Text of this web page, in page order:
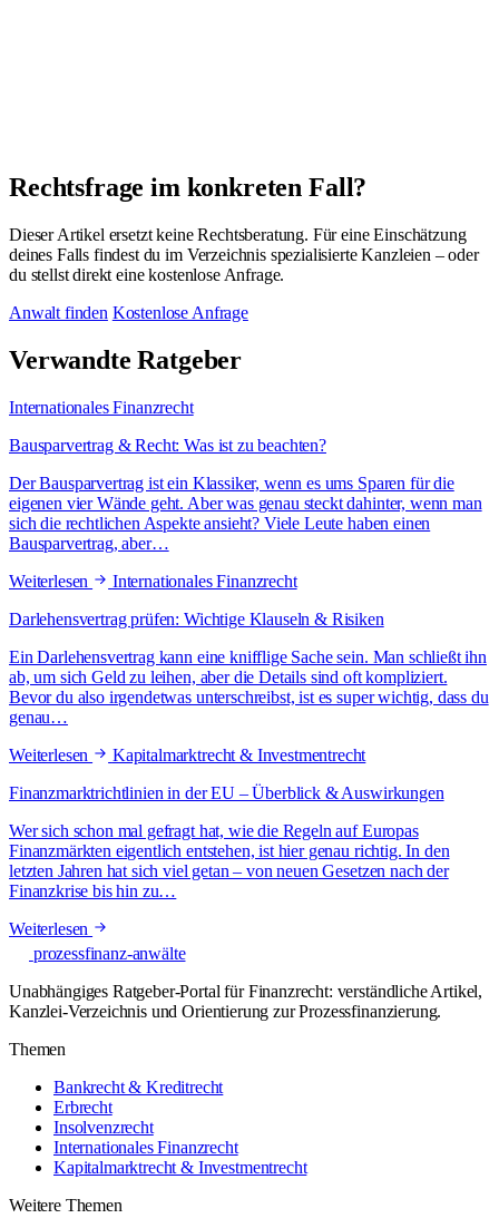
Rechtsfrage im konkreten Fall?
Dieser Artikel ersetzt keine Rechtsberatung. Für eine Einschätzung
deines Falls findest du im Verzeichnis spezialisierte Kanzleien – oder
du stellst direkt eine kostenlose Anfrage.
Anwalt finden Kostenlose Anfrage
Verwandte Ratgeber
Internationales Finanzrecht
Bausparvertrag & Recht: Was ist zu beachten?
Der Bausparvertrag ist ein Klassiker, wenn es ums Sparen für die
eigenen vier Wände geht. Aber was genau steckt dahinter, wenn man
sich die rechtlichen Aspekte ansieht? Viele Leute haben einen
Bausparvertrag, aber…
Weiterlesen
Internationales Finanzrecht
Darlehensvertrag prüfen: Wichtige Klauseln & Risiken
Ein Darlehensvertrag kann eine knifflige Sache sein. Man schließt ihn
ab, um sich Geld zu leihen, aber die Details sind oft kompliziert.
Bevor du also irgendetwas unterschreibst, ist es super wichtig, dass du
genau…
Weiterlesen
Kapitalmarktrecht & Investmentrecht
Finanzmarktrichtlinien in der EU – Überblick & Auswirkungen
Wer sich schon mal gefragt hat, wie die Regeln auf Europas
Finanzmärkten eigentlich entstehen, ist hier genau richtig. In den
letzten Jahren hat sich viel getan – von neuen Gesetzen nach der
Finanzkrise bis hin zu…
Weiterlesen
prozessfinanz-anwälte
Unabhängiges Ratgeber-Portal für Finanzrecht: verständliche Artikel,
Kanzlei-Verzeichnis und Orientierung zur Prozessfinanzierung.
Themen
Bankrecht & Kreditrecht
Erbrecht
Insolvenzrecht
Internationales Finanzrecht
Kapitalmarktrecht & Investmentrecht
Weitere Themen